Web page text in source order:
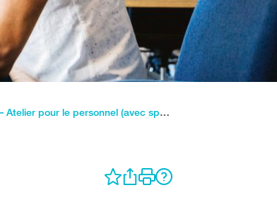
Ressources et stress – Atelier pour le personnel (avec spécialiste)